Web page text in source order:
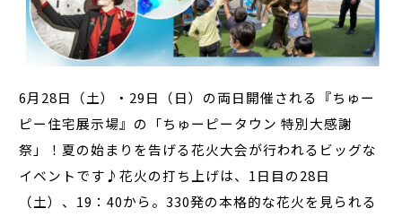
6月28日（土）・29日（日）の両日開催される『ちゅー
ピー住宅展示場』の「ちゅーピータウン 特別大感謝
祭」！夏の始まりを告げる花火大会が行われるビッグな
イベントです♪花火の打ち上げは、1日目の28日
（土）、19：40から。330発の本格的な花火を見られる